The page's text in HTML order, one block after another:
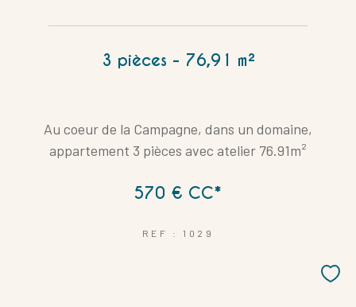
3 pièces - 76,91 m²
Au coeur de la Campagne, dans un domaine,
appartement 3 pièces avec atelier 76.91m²
570 € CC*
REF : 1029